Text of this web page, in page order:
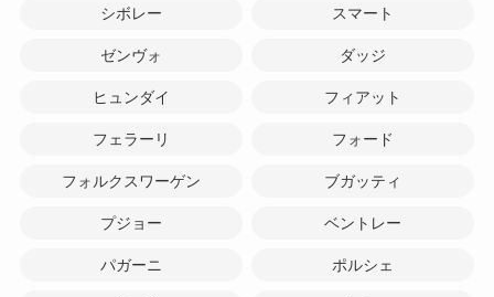
シボレー スマート
ゼンヴォ ダッジ
ヒュンダイ フィアット
フェラーリ フォード
フォルクスワーゲン ブガッティ
プジョー ベントレー
パガーニ ポルシェ